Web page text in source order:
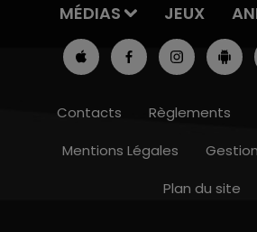
MÉDIAS
JEUX
Contacts Règlements
Mentions Légales
Plan du site